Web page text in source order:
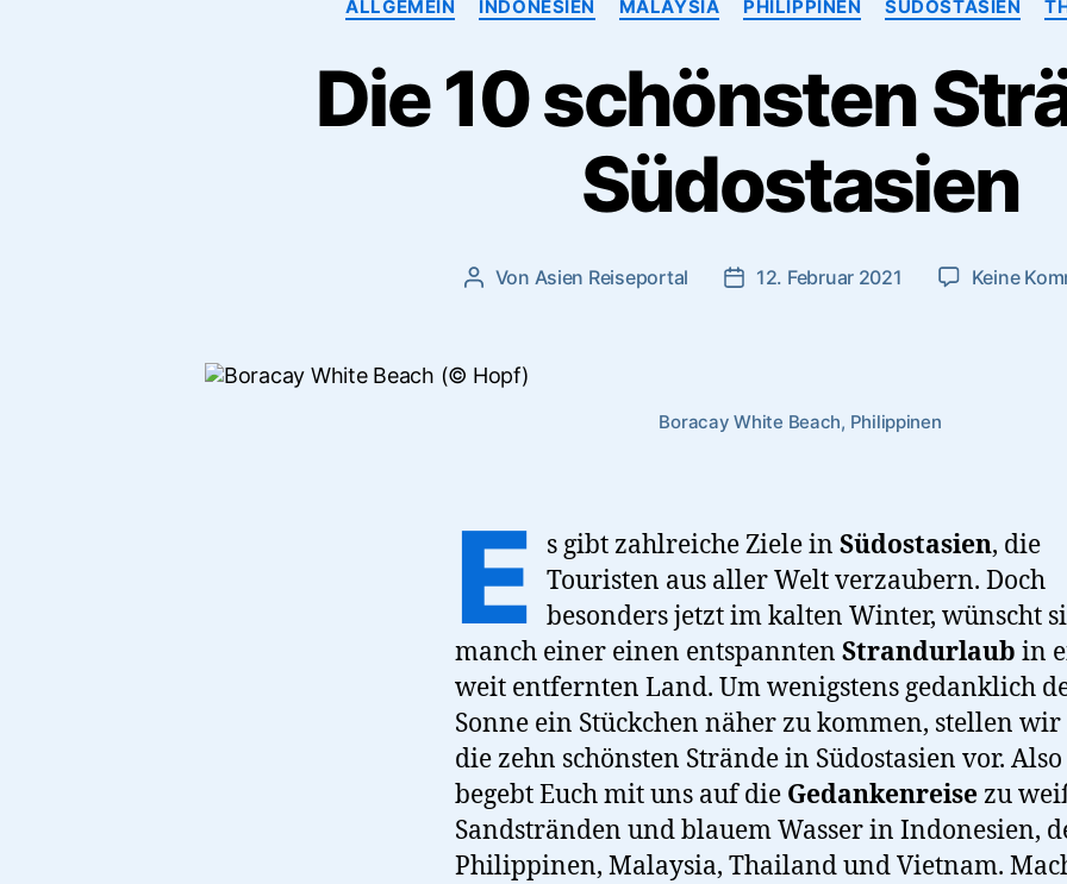
ALLGEMEIN INDONESIEN MALAYSIA PHILIPPINEN SÜDOSTASIEN
Die 10 schönsten
Südostasien
Beitragsautor
Von Asien Reiseportal Veröffentlichungsdatum
12. Februar 2021 Keine
Boracay White Beach, Philippinen
E s gibt zahlreiche Ziele in Südostasien, die
Touristen aus aller Welt verzaubern. Doch
besonders jetzt im kalten Winter, wünscht
manch einer einen entspannten Strandurlaub in
weit entfernten Land. Um wenigstens gedanklich
Sonne ein Stückchen näher zu kommen, stellen wir
die zehn schönsten Strände in Südostasien vor. Also
begebt Euch mit uns auf die Gedankenreisezu
Sandstränden und blauem Wasser in Indonesien,
Philippinen, Malaysia, Thailand und Vietnam.